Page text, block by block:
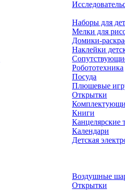
Наборы для
Мелки для
Домики-
Наклейки
Робототехника
Посуда
Плюшевые
Открытки
Книги
Канцелярские
Календари
Детская
Воздушные
Открытки